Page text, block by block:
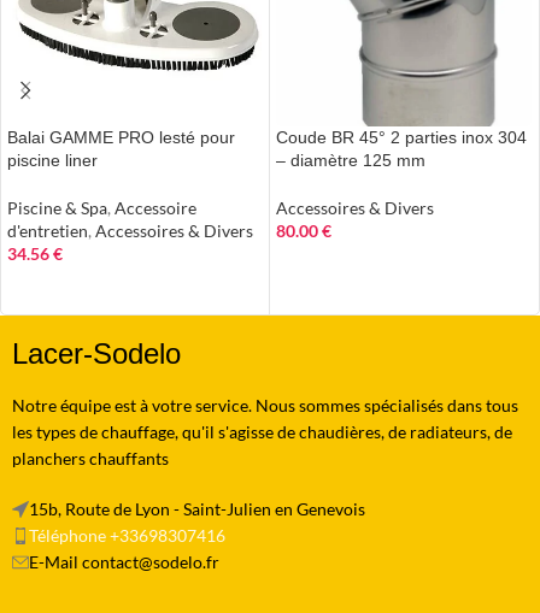
Balai GAMME PRO lesté pour
piscine liner
Piscine & Spa, Accessoire
d'entretien, Accessoires & Divers
34.56€
Coude BR 45° 2 parties inox 304
– diamètre 125 mm
Accessoires & Divers
80.00€
Lacer-Sodelo
Notre équipe est à votre service. Nous sommes spécialisés dans tous
les types de chauffage, qu'il s'agisse de chaudières, de radiateurs, de
planchers chauffants
15b, Route de Lyon - Saint-Julien en Genevois
Téléphone +33698307416
E-Mail contact@sodelo.fr